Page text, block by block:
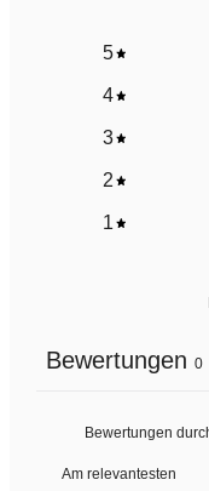
5
4
3
2
1
Bewertungen 0